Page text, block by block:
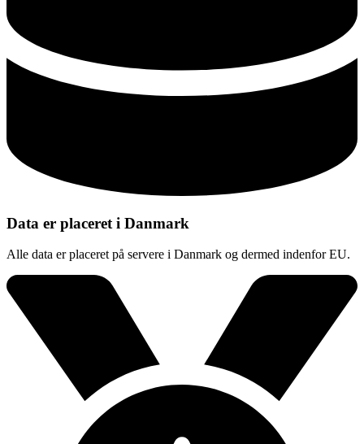
Data er placeret i Danmark
Alle data er placeret på servere i Danmark og dermed indenfor EU.